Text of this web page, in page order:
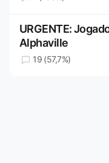
URGENTE:
Alphaville
19 (57,7%)